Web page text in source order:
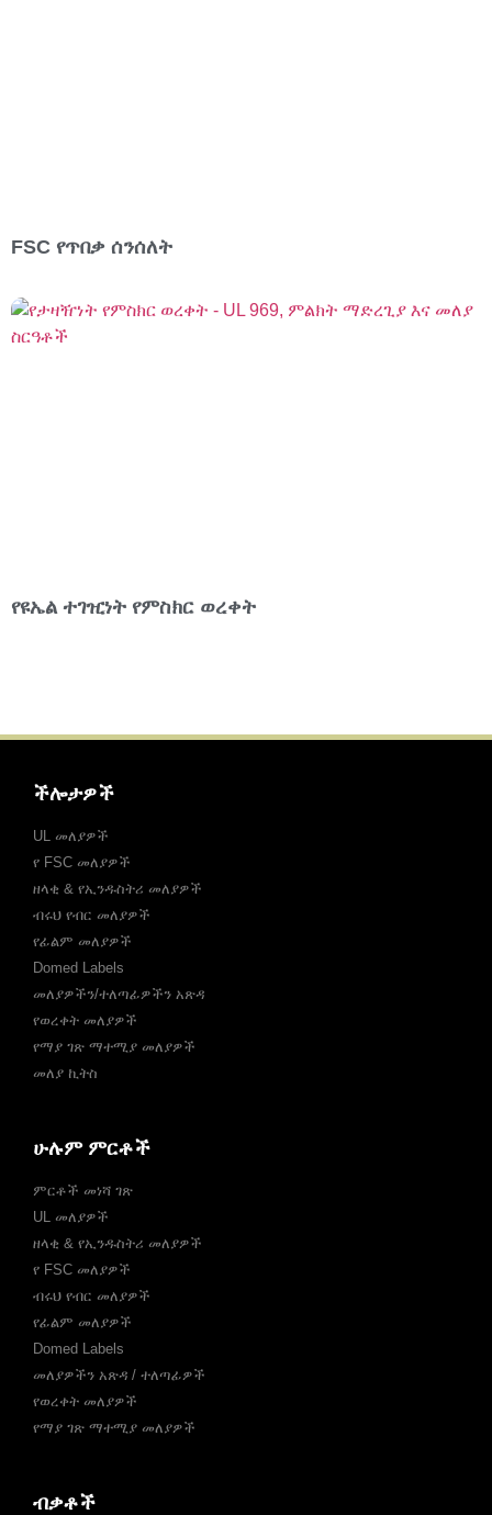
FSC የጥበቃ ሰንሰለት
የዩኤል ተገዢነት የምስክር ወረቀት
ችሎታዎች
UL መለያዎች
የ FSC መለያዎች
ዘላቂ & የኢንዱስትሪ መለያዎች
ብሩህ የብር መለያዎች
የፊልም መለያዎች
Domed Labels
መለያዎችን/ተለጣፊዎችን አጽዳ
የወረቀት መለያዎች
የማያ ገጽ ማተሚያ መለያዎች
መለያ ኪትስ
ሁሉም ምርቶች
ምርቶች መነሻ ገጽ
UL መለያዎች
ዘላቂ & የኢንዱስትሪ መለያዎች
የ FSC መለያዎች
ብሩህ የብር መለያዎች
የፊልም መለያዎች
Domed Labels
መለያዎችን አጽዳ / ተለጣፊዎች
የወረቀት መለያዎች
የማያ ገጽ ማተሚያ መለያዎች
ብቃቶች